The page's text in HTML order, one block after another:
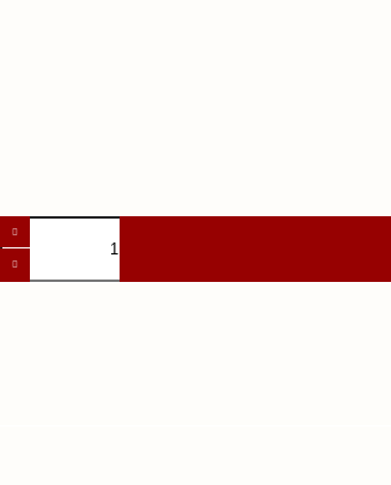
Σκαμπό
Μεταλλικό
ΣΜ33
ποσότητα